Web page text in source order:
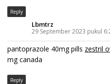
Reply
Lbmtrz
29 September 2023 pukul
pantoprazole 40mg pills zestril
mg canada
Reply